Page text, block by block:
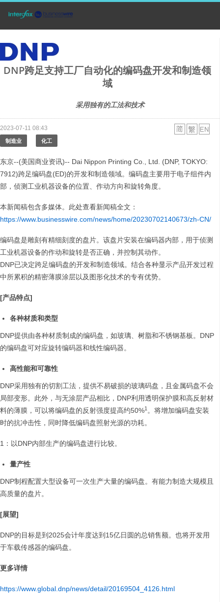
DNP跨足支持工厂自动化的编码盘开发和制造领
域
采用独有的工法和技术
2023-07-11 08:43
制造业 化工
东京--(美国商业资讯)-- Dai Nippon Printing Co., Ltd. (DNP, TOKYO:
7912)跨足编码盘(ED)的开发和制造领域。编码盘主要用于电子组件内
部，侦测工业机器设备的位置、作动方向和旋转角度。
本新闻稿包含多媒体。此处查看新闻稿全文：
https://www.businesswire.com/news/home/20230702140673/zh-CN/
编码盘是雕刻有精细刻度的盘片。该盘片安装在编码器内部，用于侦测
工业机器设备的作动和旋转是否正确，并控制其动作。
DNP已决定跨足编码盘的开发和制造领域。结合各种显示产品开发过程
中所累积的精密薄膜涂层以及图形化技术的专有优势。
[产品特点]
各种材质和类型
DNP提供由各种材质制成的编码盘，如玻璃、树脂和不锈钢基板。DNP
的编码盘可对应旋转编码器和线性编码器。
高性能和可靠性
DNP采用独有的切割工法，提供不易破损的玻璃码盘，且金属码盘不会
局部变形。此外，与无涂层产品相比，DNP利用透明保护膜和高反射材
料的薄膜，可以将编码盘的反射强度提高约50%1 。将增加编码盘安装
时的抗冲击性，同时降低编码盘照射光源的功耗。
1：以DNP内部生产的编码盘进行比较。
量产性
DNP制程配置大型设备可一次生产大量的编码盘。有能力制造大规模且
高质量的盘片。
[展望]
DNP的目标是到2025会计年度达到15亿日圆的总销售额。也将开发用
于车载传感器的编码盘。
更多详情
https://www.global.dnp/news/detail/20169504_4126.html